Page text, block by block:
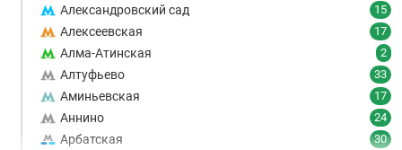
Александровский сад 15
Алексеевская 17
Алма-Атинская 2
Алтуфьево 33
Аминьевская 17
Аннино 24
Арбатская 30